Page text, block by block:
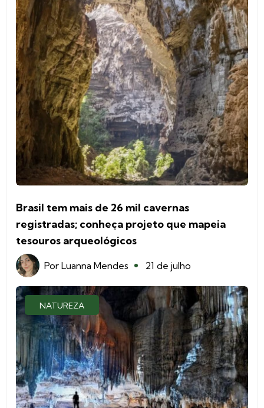
Brasil tem mais de 26 mil cavernas
registradas; conheça projeto que mapeia
tesouros arqueológicos
Por Luanna Mendes 21 de julho
NATUREZA